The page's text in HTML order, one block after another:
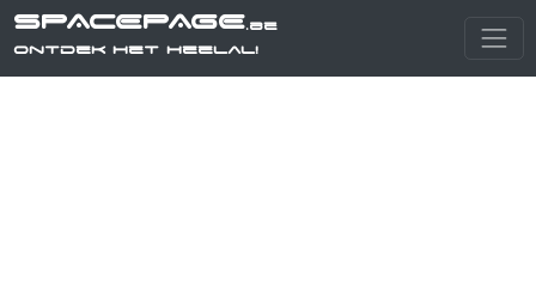
SPACEPAGE.be
Ontdek het heelal!